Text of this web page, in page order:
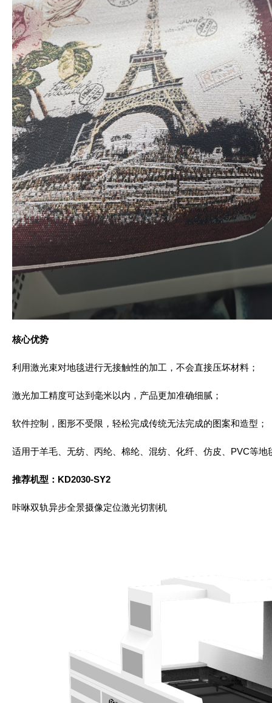
核心优势
利用激光束对地毯进行无接触性的加工，不会直接压坏材料；
激光加工精度可达到毫米以内，产品更加准确细腻；
软件控制，图形不受限，轻松完成传统无法完成的图案和造型；
适用于羊毛、无纺、丙纶、棉纶、混纺、化纤、仿皮、PVC等地
推荐机型：KD2030-SY2
咔咻双轨异步全景摄像定位激光切割机